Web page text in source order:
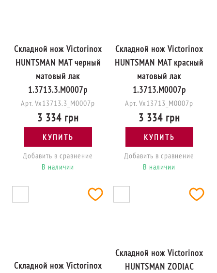
Складной нож Victorinox
HUNTSMAN MAT черный
матовый лак
1.3713.3.M0007p
Арт. Vx13713.3_M0007p
3 334 грн
КУПИТЬ
Добавить в сравнение
В наличии
Складной нож Victorinox
HUNTSMAN MAT красный
матовый лак
1.3713.M0007p
Арт. Vx13713_M0007p
3 334 грн
КУПИТЬ
Добавить в сравнение
В наличии
Складной нож Victorinox
Складной нож Victorinox
HUNTSMAN ZODIAC